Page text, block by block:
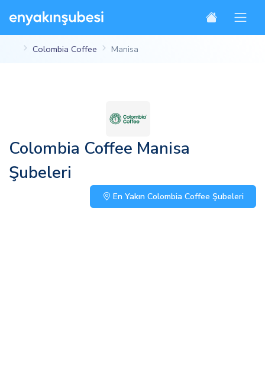
Colombia Coffee Manisa
Colombia Coffee Manisa
Şubeleri
En Yakın Colombia Coffee Şubeleri